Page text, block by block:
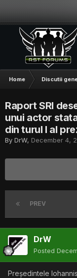
Home Discutii
Raport SRI
unui actor
din turul I al
By DrW, December 4,
PREV
DrW
Posted
Președintele